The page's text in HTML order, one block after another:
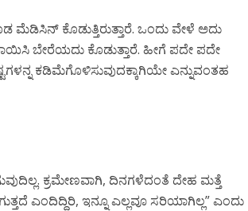
ಮೆಡಿಸಿನ್ ಕೊಡುತ್ತಿರುತ್ತಾರೆ. ಒಂದು ವೇಳೆ ಅದು
ಬೇರೆಯದು ಕೊಡುತ್ತಾರೆ. ಹೀಗೆ ಪದೇ ಪದೇ
ಕಡಿಮೆಗೊಳಿಸುವುದಕ್ಕಾಗಿಯೇ ಎನ್ನುವಂತಹ
ಕ್ರಮೇಣವಾಗಿ, ದಿನಗಳೆದಂತೆ ದೇಹ ಮತ್ತೆ
ಎಂದಿದ್ದಿರಿ, ಇನ್ನೂ ಎಲ್ಲವೂ ಸರಿಯಾಗಿಲ್ಲ” ಎಂದು